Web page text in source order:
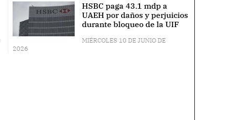
HSBC paga 43.1 mdp a
UAEH por daños y perjuicios
durante bloqueo de la UIF
MIÉRCOLES 10 DE JUNIO DE
2026